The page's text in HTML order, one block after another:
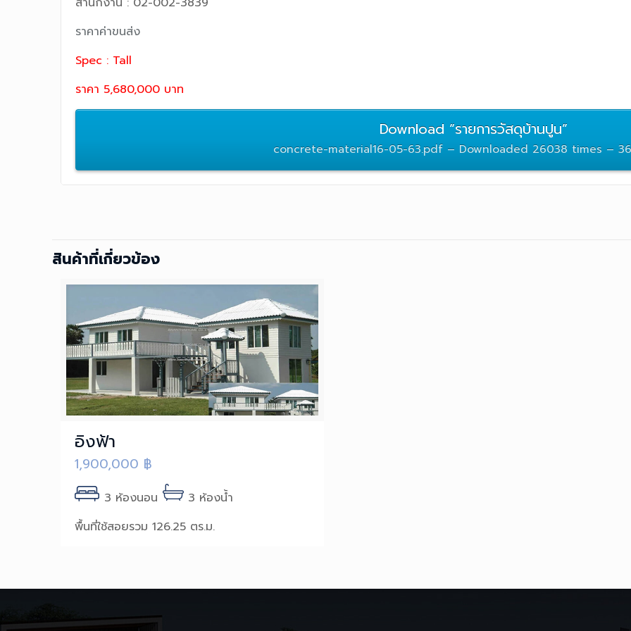
ราคาค่าขนส่ง
Spec : Tall
ราคา 5,680,000 บาท
Download “รายการวัสดุบ้านปูน”
concrete-material16-05-63.pdf – Downloaded 26038 times –
สินค้าที่เกี่ยวข้อง
อิงฟ้า
1,900,000 ฿
3 ห้องนอน
3 ห้องน้ำ
พื้นที่ใช้สอยรวม 126.25 ตร.ม.